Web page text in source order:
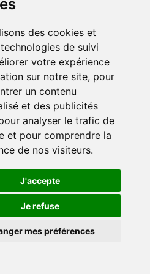
des cookies et
de suivi
votre expérience
sur notre site, pour
un contenu
et des publicités
analyser le trafic de
et pour comprendre la
de nos visiteurs.
J'accepte
Je refuse
mes préférences